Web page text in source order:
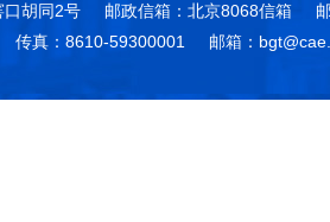
口胡同2号
邮政信箱：北京8068信箱
传真：8610-59300001 邮箱：